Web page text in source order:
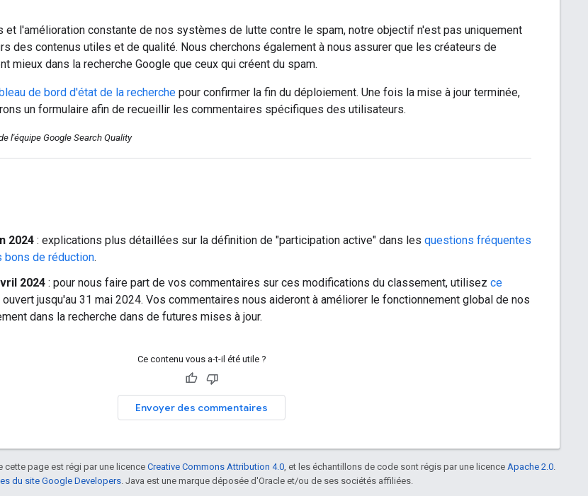
et l'amélioration constante de nos systèmes de lutte contre le spam, notre objectif n'est pas uniquement
des contenus utiles et de qualité. Nous cherchons également à nous assurer que les créateurs de
mieux dans la recherche Google que ceux qui créent du spam.
de bord d'état de la recherche pour confirmer la fin du déploiement. Une fois la mise à jour terminée,
un formulaire afin de recueillir les commentaires spécifiques des utilisateurs.
l'équipe Google Search Quality
2024 : explications plus détaillées sur la définition de "participation active" dans les questions fréquentes
bons de réduction.
2024 : pour nous faire part de vos commentaires sur ces modifications du classement, utilisez ce
jusqu'au 31 mai 2024. Vos commentaires nous aideront à améliorer le fonctionnement global de nos
dans la recherche dans de futures mises à jour.
Ce contenu vous a-t-il été utile ?
Envoyer des commentaires
cette page est régi par une licence Creative Commons Attribution 4.0 , et les échantillons de code sont régis par une licence Apache 2.0
du site Google Developers . Java est une marque déposée d'Oracle et/ou de ses sociétés affiliées.